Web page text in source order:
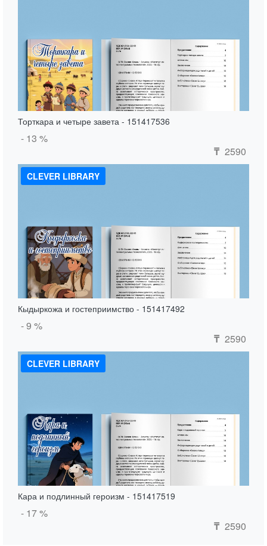
Торткара и четыре завета - 151417536
- 13 %
₸ 2590
CLEVER LIBRARY
Кыдыркожа и гостеприимство - 151417492
- 9 %
₸ 2590
CLEVER LIBRARY
Кара и подлинный героизм - 151417519
- 17 %
₸ 2590